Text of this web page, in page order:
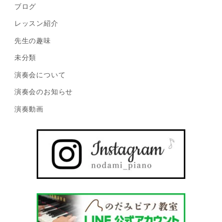
ブログ
レッスン紹介
先生の趣味
未分類
演奏会について
演奏会のお知らせ
演奏動画